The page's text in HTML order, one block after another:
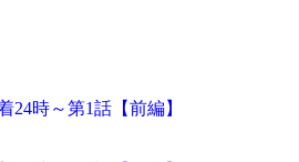
24時～第1話【前編】